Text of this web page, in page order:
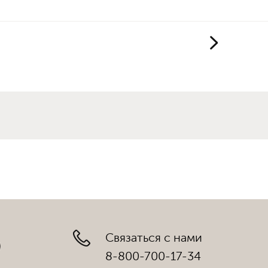
Связаться с нами
8-800-700-17-34